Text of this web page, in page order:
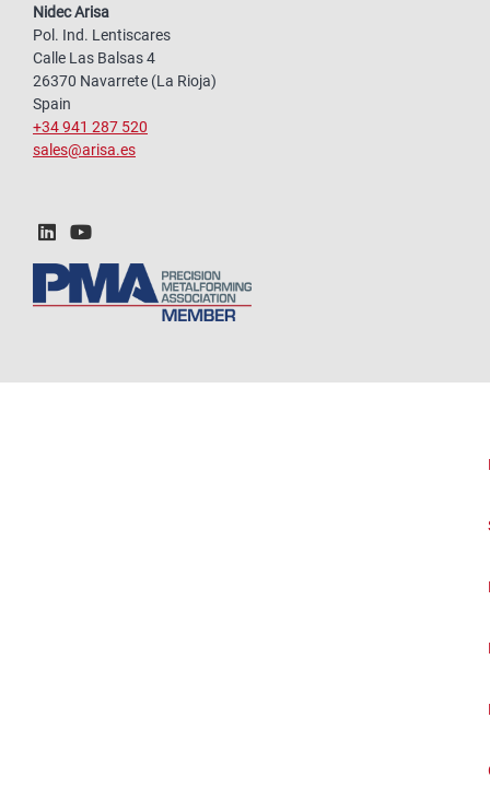
Nidec Arisa
Pol. Ind. Lentiscares
Calle Las Balsas 4
26370 Navarrete (La Rioja)
Spain
+34 941 287 520
sales@arisa.es